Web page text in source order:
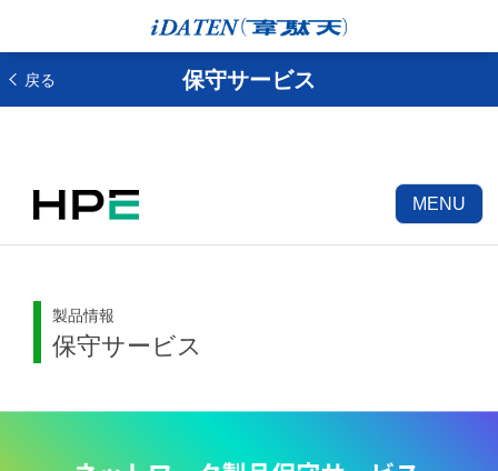
戻る 保守サービス
MENU
製品情報
保守サービス